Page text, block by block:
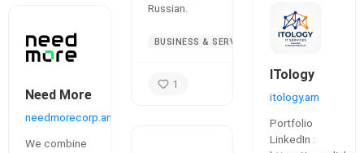
Need More
needmorecorp.am
We combine
Russian.
BUSINESS & SERVICES
1
ITology
itology.am
Portfolio
LinkedIn :